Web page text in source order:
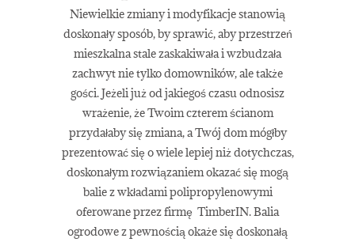
Niewielkie zmiany i modyfikacje stanowią
doskonały sposób, by sprawić, aby przestrzeń
mieszkalna stale zaskakiwała i wzbudzała
zachwyt nie tylko domowników, ale także
gości. Jeżeli już od jakiegoś czasu odnosisz
wrażenie, że Twoim czterem ścianom
przydałaby się zmiana, a Twój dom mógłby
prezentować się o wiele lepiej niż dotychczas,
doskonałym rozwiązaniem okazać się mogą
balie z wkładami polipropylenowymi
oferowane przez firmę TimberIN. Balia
ogrodowe z pewnością okaże się doskonałą